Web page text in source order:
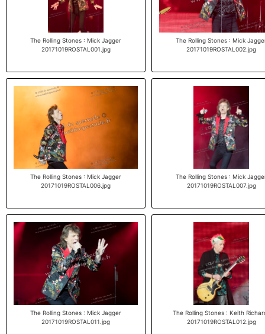
The Rolling Stones : Mick Jagger
20171019ROSTAL001.jpg
The Rolling Stones : Mick
20171019ROSTAL002.jpg
The Rolling Stones : Mick Jagger
20171019ROSTAL006.jpg
The Rolling Stones : Mick
20171019ROSTAL007.jpg
The Rolling Stones : Mick Jagger
20171019ROSTAL011.jpg
The Rolling Stones : Keith
20171019ROSTAL012.jpg